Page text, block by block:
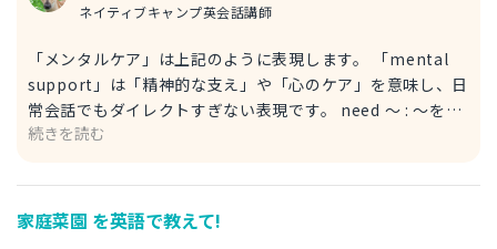
ネイティブキャンプ英会話講師
「メンタルケア」は上記のように表現します。 「mental
support」は「精神的な支え」や「心のケア」を意味し、日
常会話でもダイレクトすぎない表現です。 need 〜 : 〜を必
要とする（動詞） 例文 A : You haven’t been yourself
B : Honestly, I think I need some mental support now.
正直言って、今はちょっとメンタルケアが必要なんだ。 You
haven’t been yourself は、直訳で「あなた自身ではな
続きを読む
家庭菜園 を英語で教えて!